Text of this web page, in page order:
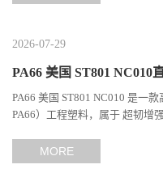
2026-07-29
PA66 美国 ST801 NC010
PA66 美国 ST801 NC010 是一
PA66）工程塑料，属于 超韧增
MORE